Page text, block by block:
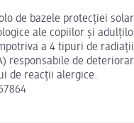
de bazele protecției
ale copiilor și
a 4 tipuri de
responsabile de
de reacții alergice.